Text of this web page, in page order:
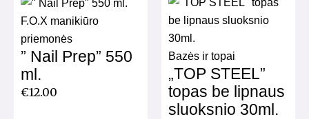
F.O.X manikiūro
priemonės
” Nail Prep” 550
ml.
€12.00
Bazės ir topai
„TOP STEEL”
topas be lipnaus
sluoksnio 30ml.